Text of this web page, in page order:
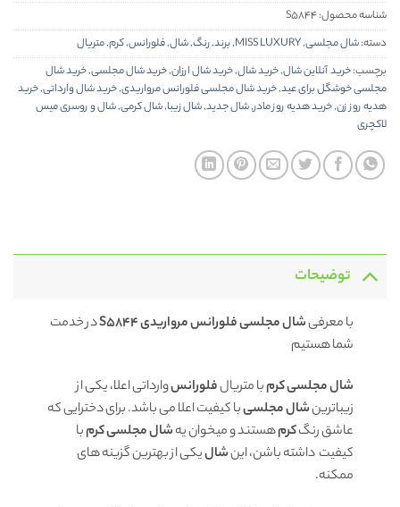
شناسه محصول:S5844
دسته:شال مجلسی,
MISS LUXURY
,برند,رنگ,شال,فلورانس,کرم,متریال
برچسب:خرید آنلاین شال,خرید شال,خرید شال ارزان,خرید شال مجلسی,خرید شال
مجلسی خوشگل برای عید,خرید شال مجلسی فلورانس مرواریدی,خرید شال وارداتی,خرید
هدیه روز زن,خرید هدیه روز مادر,شال جدید,شال زیبا,شال کرمی,شال و روسری میس
لاکچری
توضیحات
با معرفیشال مجلسی فلورانس مرواریدی S5844
در خدمت
شما هستیم
شال مجلسی کرمبا متریالفلورانسوارداتی اعلا، یکی از
زیباترینشال مجلسیبا کیفیت اعلا می باشد. برای دخترایی که
عاشق رنگکرمهستند و میخوان یهشال مجلسی کرمبا
کیفیت داشته باشن، اینشالیکی از بهترین گزینه های
ممکنه.